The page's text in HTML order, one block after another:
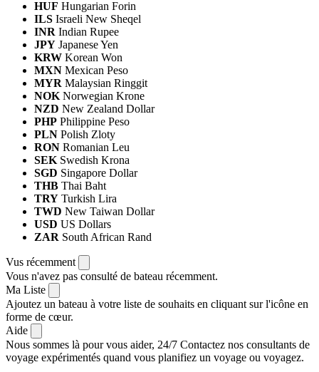
HUF Hungarian Forin
ILS Israeli New Sheqel
INR Indian Rupee
JPY Japanese Yen
KRW Korean Won
MXN Mexican Peso
MYR Malaysian Ringgit
NOK Norwegian Krone
NZD New Zealand Dollar
PHP Philippine Peso
PLN Polish Zloty
RON Romanian Leu
SEK Swedish Krona
SGD Singapore Dollar
THB Thai Baht
TRY Turkish Lira
TWD New Taiwan Dollar
USD US Dollars
ZAR South African Rand
Vus récemment
Vous n'avez pas consulté de bateau récemment.
Ma Liste
Ajoutez un bateau à votre liste de souhaits en cliquant sur l'icône en
forme de cœur.
Aide
Nous sommes là pour vous aider, 24/7 Contactez nos consultants de
voyage expérimentés quand vous planifiez un voyage ou voyagez.